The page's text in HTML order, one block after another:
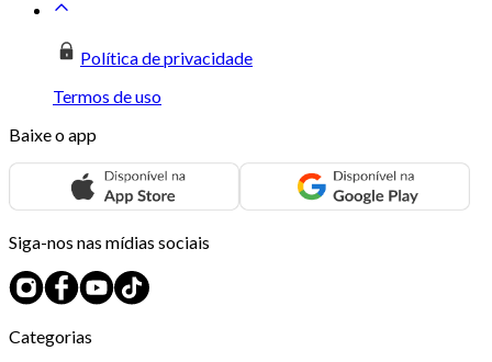
Política de privacidade
Termos de uso
Baixe o app
Siga-nos nas mídias sociais
Categorias